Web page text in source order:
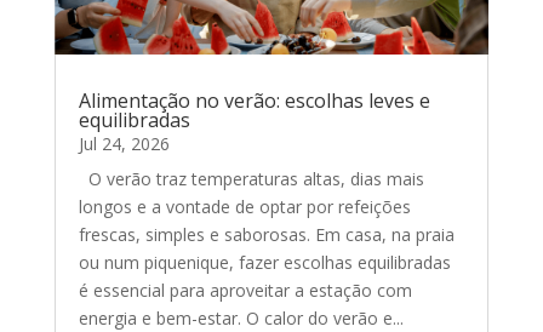
Alimentação no verão: escolhas leves e
equilibradas
Jul 24, 2026
O verão traz temperaturas altas, dias mais
longos e a vontade de optar por refeições
frescas, simples e saborosas. Em casa, na praia
ou num piquenique, fazer escolhas equilibradas
é essencial para aproveitar a estação com
energia e bem-estar. O calor do verão e...